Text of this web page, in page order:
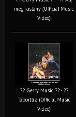
meg kislány (Official Music
Video)
?? Gerry Music ?? - ??
Tábortűz (Official Music
Video)